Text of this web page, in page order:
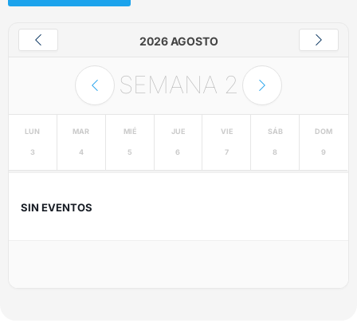
2026 AGOSTO
SEMANA 2
LUN
3
MAR
4
MIÉ
5
JUE
6
VIE
7
SÁB
8
DOM
9
SIN EVENTOS